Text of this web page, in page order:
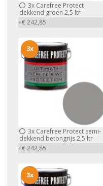
3x Carefree Protect
dekkend groen 2,5 ltr
+€ 242,85
3x Carefree Protect semi-
dekkend betongrijs 2,5 ltr
+€ 242,85
3x
3x